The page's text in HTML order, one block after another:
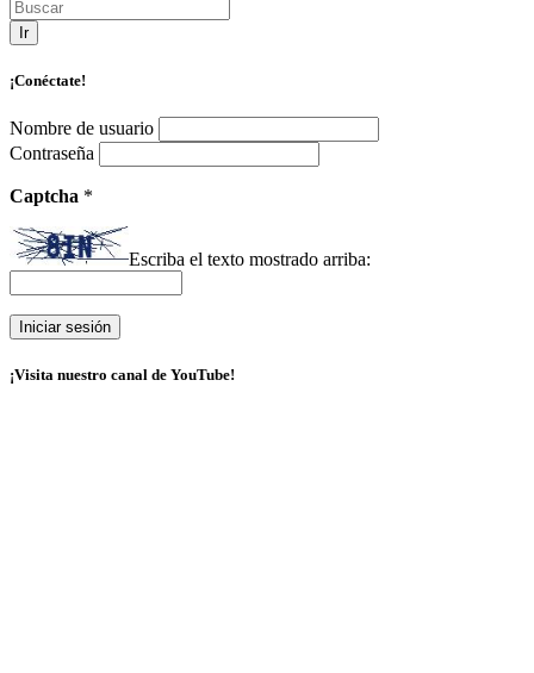
Ir
¡Conéctate!
Nombre de usuario
Contraseña
Captcha *
Escriba el texto mostrado arriba:
¡Visita nuestro canal de YouTube!